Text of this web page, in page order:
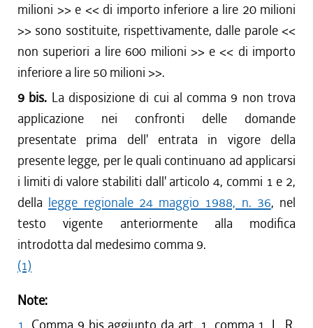
milioni >> e << di importo inferiore a lire 20 milioni
>> sono sostituite, rispettivamente, dalle parole <<
non superiori a lire 600 milioni >> e << di importo
inferiore a lire 50 milioni >>.
9 bis. La disposizione di cui al comma 9 non trova
applicazione nei confronti delle domande
presentate prima dell' entrata in vigore della
presente legge, per le quali continuano ad applicarsi
i limiti di valore stabiliti dall' articolo 4, commi 1 e 2,
della legge regionale 24 maggio 1988, n. 36, nel
testo vigente anteriormente alla modifica
introdotta dal medesimo comma 9.
(1)
Note: